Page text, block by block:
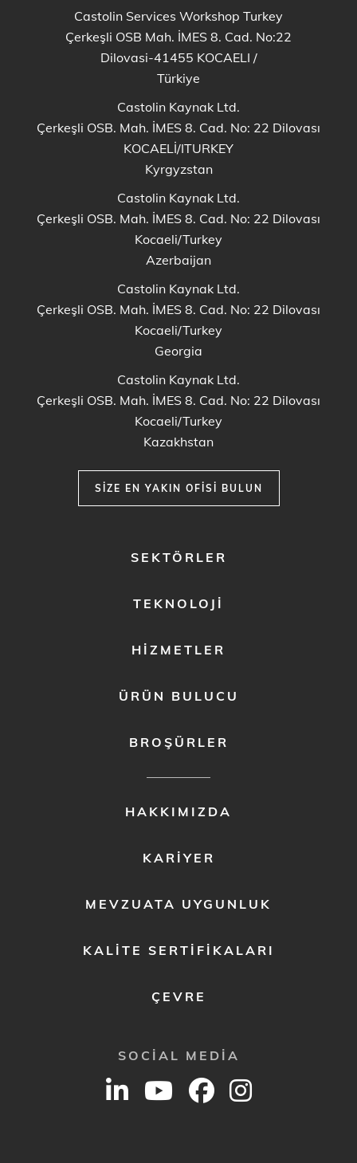
Castolin Services Workshop Turkey
Çerkeşli OSB Mah. İMES 8. Cad. No:22
Dilovasi-41455 KOCAELI /
Türkiye
Castolin Kaynak Ltd.
Çerkeşli OSB. Mah. İMES 8. Cad. No: 22 Dilovası
KOCAELİ/ITURKEY
Kyrgyzstan
Castolin Kaynak Ltd.
Çerkeşli OSB. Mah. İMES 8. Cad. No: 22 Dilovası
Kocaeli/Turkey
Azerbaijan
Castolin Kaynak Ltd.
Çerkeşli OSB. Mah. İMES 8. Cad. No: 22 Dilovası
Kocaeli/Turkey
Georgia
Castolin Kaynak Ltd.
Çerkeşli OSB. Mah. İMES 8. Cad. No: 22 Dilovası
Kocaeli/Turkey
Kazakhstan
SIZE EN YAKIN OFISI BULUN
SEKTÖRLER
TEKNOLOJI
HIZMETLER
ÜRÜN BULUCU
BROŞÜRLER
HAKKIMIZDA
KARIYER
MEVZUATA UYGUNLUK
KALITE SERTIFIKALARI
ÇEVRE
SOCIAL MEDIA